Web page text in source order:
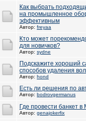
Как выбрать
на промышленное
эффективным
Автор: freyaa
Кто может
для новичков?
Автор: sydne
Подскажите хороший
способов удаления
Автор: hond
Есть ли решения по
Автор: bodrovgermanus
Где провести банкет
Автор: genajokerfix